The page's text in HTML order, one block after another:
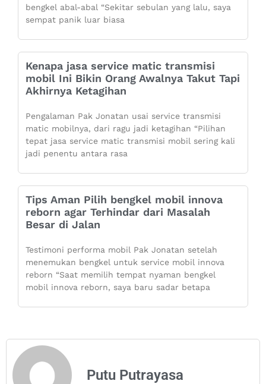
bengkel abal-abal “Sekitar sebulan yang lalu, saya
sempat panik luar biasa
Kenapa jasa service matic transmisi
mobil Ini Bikin Orang Awalnya Takut Tapi
Akhirnya Ketagihan
Pengalaman Pak Jonatan usai service transmisi
matic mobilnya, dari ragu jadi ketagihan “Pilihan
tepat jasa service matic transmisi mobil sering kali
jadi penentu antara rasa
Tips Aman Pilih bengkel mobil innova
reborn agar Terhindar dari Masalah
Besar di Jalan
Testimoni performa mobil Pak Jonatan setelah
menemukan bengkel untuk service mobil innova
reborn “Saat memilih tempat nyaman bengkel
mobil innova reborn, saya baru sadar betapa
Putu Putrayasa